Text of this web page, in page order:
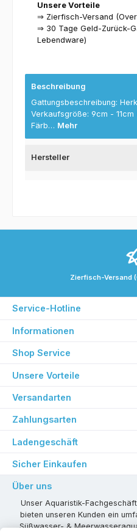
Unsere Vorteile
⇒ Zierfisch-Versand
⇒ 30 Tage Geld-Zurück-
Lebendware)
Beschreibung
Gattungsbeschreibung:
Verkaufsgröße: 9cm -
Färb… Mehr
Hersteller
Zierfisch-Versand
Service-Hotline
Informationen
Shop Service
Unsere Vorteile
Versandarten
Zahlungsarten
Ladengeschäft
Sicher Einkaufen
Über uns
Unser Aquaristik-
bieten unseren Kunden ein
Süßwasser- &